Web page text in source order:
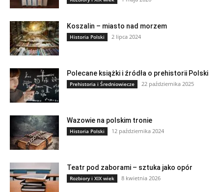
Koszalin – miasto nad morzem
Historia Polski 2 lipca 2024
Polecane książki i źródła o prehistorii Polski
Prehistoria i Średniowiecze 22 października 2025
Wazowie na polskim tronie
Historia Polski 12 października 2024
Teatr pod zaborami – sztuka jako opór
Rozbiory i XIX wiek 8 kwietnia 2026